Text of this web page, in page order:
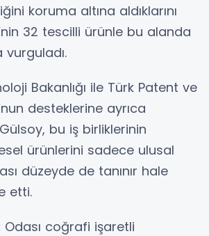
koruma altına aldıklarını
32 tescilli ürünle bu alanda
vurguladı.
Bakanlığı ile Türk Patent ve
desteklerine ayrıca
bu iş birliklerinin
ürünlerini sadece ulusal
düzeyde de tanınır hale
etti.
coğrafi işaretli